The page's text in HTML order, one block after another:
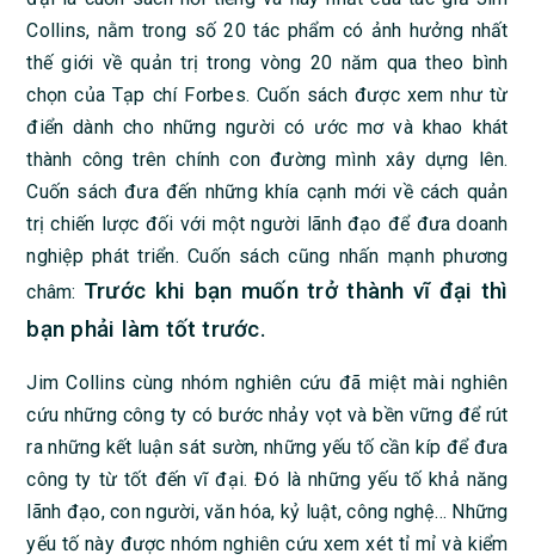
Collins, nằm trong số 20 tác phẩm có ảnh hưởng nhất
thế giới về quản trị trong vòng 20 năm qua theo bình
chọn của Tạp chí Forbes. Cuốn sách được xem như từ
điển dành cho những người có ước mơ và khao khát
thành công trên chính con đường mình xây dựng lên.
Cuốn sách đưa đến những khía cạnh mới về cách quản
trị chiến lược đối với một người lãnh đạo để đưa doanh
nghiệp phát triển. Cuốn sách cũng nhấn mạnh phương
châm: Trước khi bạn muốn trở thành vĩ đại thì
bạn phải làm tốt trước.
Jim Collins cùng nhóm nghiên cứu đã miệt mài nghiên
cứu những công ty có bước nhảy vọt và bền vững để rút
ra những kết luận sát sườn, những yếu tố cần kíp để đưa
công ty từ tốt đến vĩ đại. Đó là những yếu tố khả năng
lãnh đạo, con người, văn hóa, kỷ luật, công nghệ… Những
yếu tố này được nhóm nghiên cứu xem xét tỉ mỉ và kiểm